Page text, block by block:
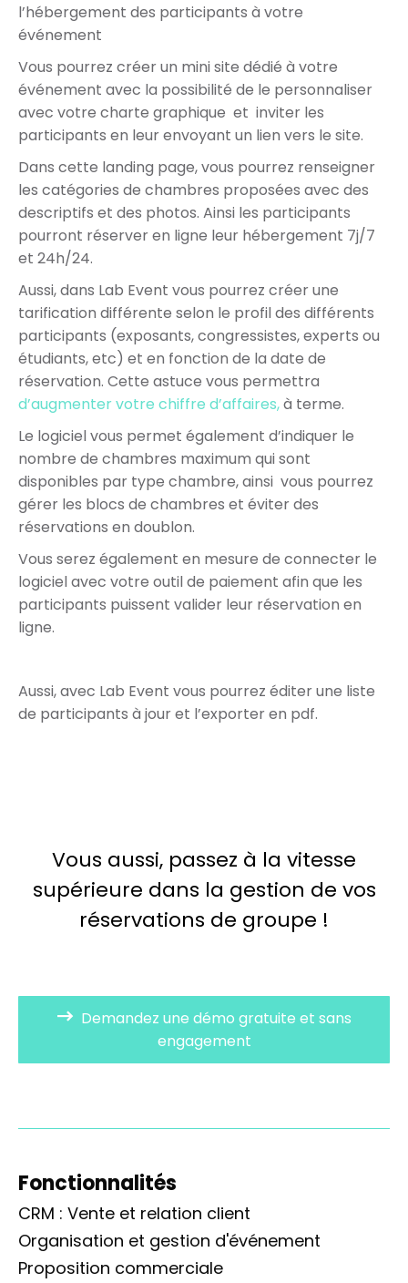
l’hébergement des participants à votre
événement
Vous pourrez créer un mini site dédié à votre
événement avec la possibilité de le personnaliser
avec votre charte graphique et inviter les
participants en leur envoyant un lien vers le site.
Dans cette landing page, vous pourrez renseigner
les catégories de chambres proposées avec des
descriptifs et des photos. Ainsi les participants
pourront réserver en ligne leur hébergement 7j/7
et 24h/24.
Aussi, dans Lab Event vous pourrez créer une
tarification différente selon le profil des différents
participants (exposants, congressistes, experts ou
étudiants, etc) et en fonction de la date de
réservation. Cette astuce vous permettra
d’augmenter votre chiffre d’affaires,à terme.
Le logiciel vous permet également d’indiquer le
nombre de chambres maximum qui sont
disponibles par type chambre, ainsi vous pourrez
gérer les blocs de chambres et éviter des
réservations en doublon.
Vous serez également en mesure de connecter le
logiciel avec votre outil de paiement afin que les
participants puissent valider leur réservation en
ligne.
Aussi, avec Lab Event vous pourrez éditer une liste
de participants à jour et l’exporter en pdf.
Vous aussi, passez à la vitesse
supérieure dans la gestion de vos
réservations de groupe !
Demandez une démo gratuite et sans
engagement
Fonctionnalités
CRM : Vente et relation client
Organisation et gestion d'événement
Proposition commerciale